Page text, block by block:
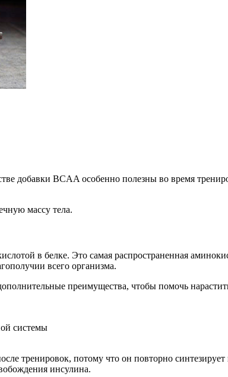
добавки BCAA особенно полезны во время
массу тела.
в белке. Это самая распространенная
всего организма.
преимущества, чтобы помочь
системы
тренировок, потому что он повторно
инсулина.